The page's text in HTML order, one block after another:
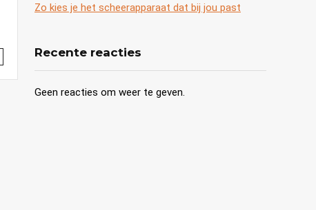
Zo kies je het scheerapparaat dat bij jou past
Recente reacties
Geen reacties om weer te geven.